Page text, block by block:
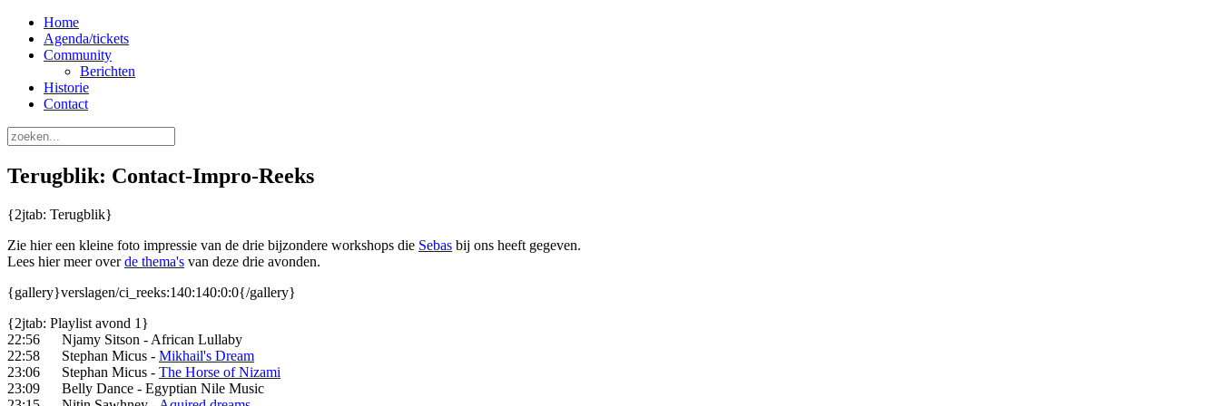
Home
Agenda/tickets
Community
Berichten
Historie
Contact
Terugblik: Contact-Impro-Reeks
{2jtab: Terugblik}
Zie hier een kleine foto impressie van de drie bijzondere workshops die Sebas bij ons heeft gegeven.
Lees hier meer overde thema's van deze drie avonden.
{gallery}verslagen/ci_reeks:140:140:0:0{/gallery}
{2jtab: Playlist avond 1}
22:56 Njamy Sitson - African Lullaby
22:58 Stephan Micus - Mikhail's Dream
23:06 Stephan Micus - The Horse of Nizami
23:09 Belly Dance - Egyptian Nile Music